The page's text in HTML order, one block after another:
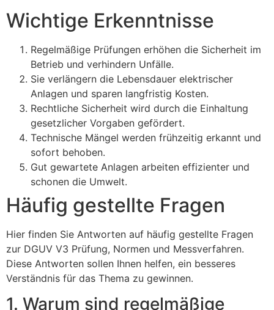
Wichtige Erkenntnisse
Regelmäßige Prüfungen erhöhen die Sicherheit im
Betrieb und verhindern Unfälle.
Sie verlängern die Lebensdauer elektrischer
Anlagen und sparen langfristig Kosten.
Rechtliche Sicherheit wird durch die Einhaltung
gesetzlicher Vorgaben gefördert.
Technische Mängel werden frühzeitig erkannt und
sofort behoben.
Gut gewartete Anlagen arbeiten effizienter und
schonen die Umwelt.
Häufig gestellte Fragen
Hier finden Sie Antworten auf häufig gestellte Fragen
zur DGUV V3 Prüfung, Normen und Messverfahren.
Diese Antworten sollen Ihnen helfen, ein besseres
Verständnis für das Thema zu gewinnen.
1. Warum sind regelmäßige